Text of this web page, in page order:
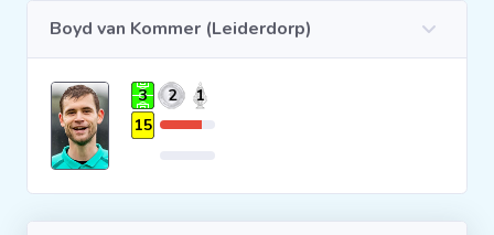
Clubs
Wedstrijden
Statistieken
Boyd van Kommer (Leiderdorp)
3 2
1
15